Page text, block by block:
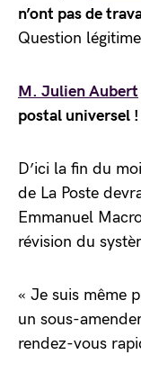
n’ont pas de
Question
M. Julien Aubert
postal universel !
D’ici la fin du
de La Poste
Emmanuel
révision du
« Je suis même
un sous-
rendez-vous